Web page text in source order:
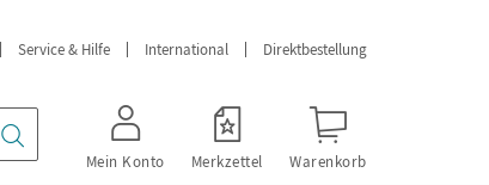
Service & Hilfe International Direktbestellung
Mein Konto Merkzettel Warenkorb